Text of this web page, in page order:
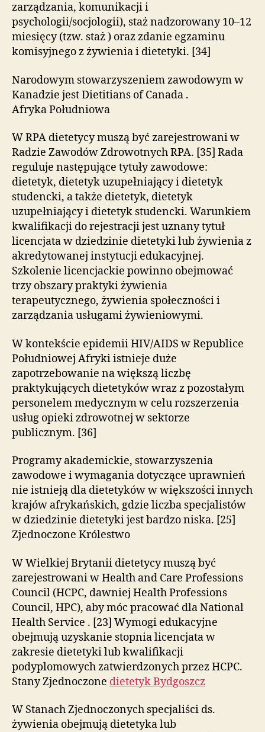
zarządzania, komunikacji i
psychologii/socjologii), staż nadzorowany 10–12
miesięcy (tzw. staż ) oraz zdanie egzaminu
komisyjnego z żywienia i dietetyki. [34]
Narodowym stowarzyszeniem zawodowym w
Kanadzie jest Dietitians of Canada .
Afryka Południowa
W RPA dietetycy muszą być zarejestrowani w
Radzie Zawodów Zdrowotnych RPA. [35] Rada
reguluje następujące tytuły zawodowe:
dietetyk, dietetyk uzupełniający i dietetyk
studencki, a także dietetyk, dietetyk
uzupełniający i dietetyk studencki. Warunkiem
kwalifikacji do rejestracji jest uznany tytuł
licencjata w dziedzinie dietetyki lub żywienia z
akredytowanej instytucji edukacyjnej.
Szkolenie licencjackie powinno obejmować
trzy obszary praktyki żywienia
terapeutycznego, żywienia społeczności i
zarządzania usługami żywieniowymi.
W kontekście epidemii HIV/AIDS w Republice
Południowej Afryki istnieje duże
zapotrzebowanie na większą liczbę
praktykujących dietetyków wraz z pozostałym
personelem medycznym w celu rozszerzenia
usług opieki zdrowotnej w sektorze
publicznym. [36]
Programy akademickie, stowarzyszenia
zawodowe i wymagania dotyczące uprawnień
nie istnieją dla dietetyków w większości innych
krajów afrykańskich, gdzie liczba specjalistów
w dziedzinie dietetyki jest bardzo niska. [25]
Zjednoczone Królestwo
W Wielkiej Brytanii dietetycy muszą być
zarejestrowani w Health and Care Professions
Council (HCPC, dawniej Health Professions
Council, HPC), aby móc pracować dla National
Health Service . [23] Wymogi edukacyjne
obejmują uzyskanie stopnia licencjata w
zakresie dietetyki lub kwalifikacji
podyplomowych zatwierdzonych przez HCPC.
Stany Zjednoczone dietetyk Bydgoszcz
W Stanach Zjednoczonych specjaliści ds.
żywienia obejmują dietetyka lub